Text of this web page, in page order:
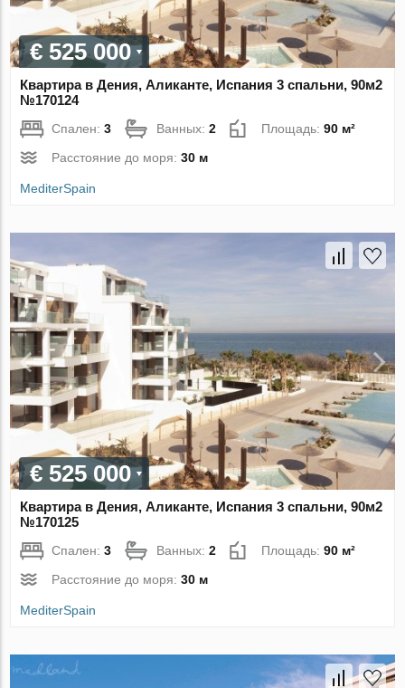
€ 525 000
Квартира в Дения, Аликанте, Испания 3 спальни, 90м2
№170124
Спален:3 Ванных:2 Площадь:90 м²
Расстояние до моря:30 м
MediterSpain
€ 525 000
Квартира в Дения, Аликанте, Испания 3 спальни, 90м2
№170125
Спален:3 Ванных:2 Площадь:90 м²
Расстояние до моря:30 м
MediterSpain